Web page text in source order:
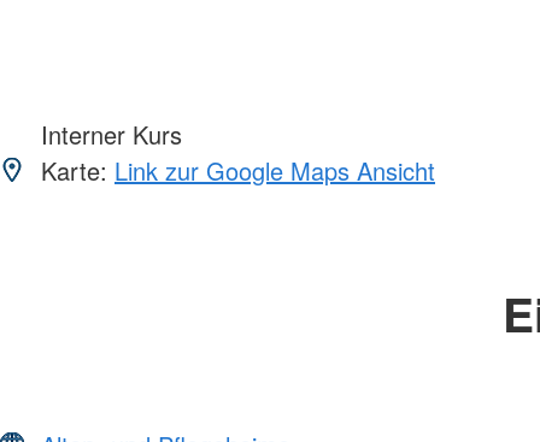
Interner Kurs
Karte: Link zur Google Maps Ansicht